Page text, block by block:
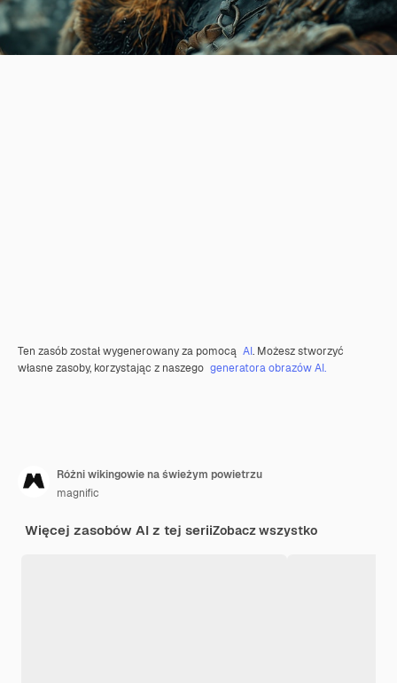
Ten zasób został wygenerowany za pomocą AI. Możesz stworzyć
własne zasoby, korzystając z naszego generatora obrazów AI.
Różni wikingowie na świeżym powietrzu
magnific
Więcej zasobów AI z tej seriiZobacz wszystko